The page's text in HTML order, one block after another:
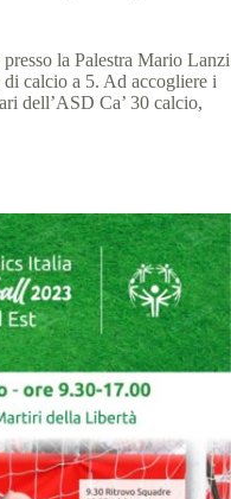
la Palestra Mario Lanzi
calcio a 5. Ad accogliere i
dell’ASD Ca’ 30 calcio,